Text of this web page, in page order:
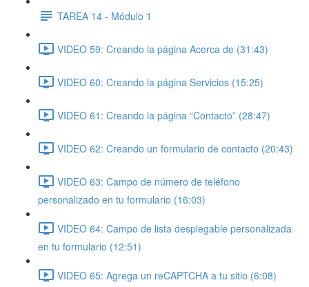
TAREA 14 - Módulo 1
VIDEO 59: Creando la página Acerca de (31:43)
VIDEO 60: Creando la página Servicios (15:25)
VIDEO 61: Creando la página “Contacto” (28:47)
VIDEO 62: Creando un formulario de contacto (20:43)
VIDEO 63: Campo de número de teléfono
personalizado en tu formulario (16:03)
VIDEO 64: Campo de lista desplegable personalizada
en tu formulario (12:51)
VIDEO 65: Agrega un reCAPTCHA a tu sitio (6:08)